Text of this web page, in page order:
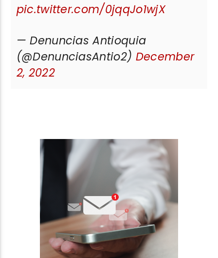
pic.twitter.com/0jqqJo1wjX
— Denuncias Antioquia
(@DenunciasAntio2) December
2, 2022